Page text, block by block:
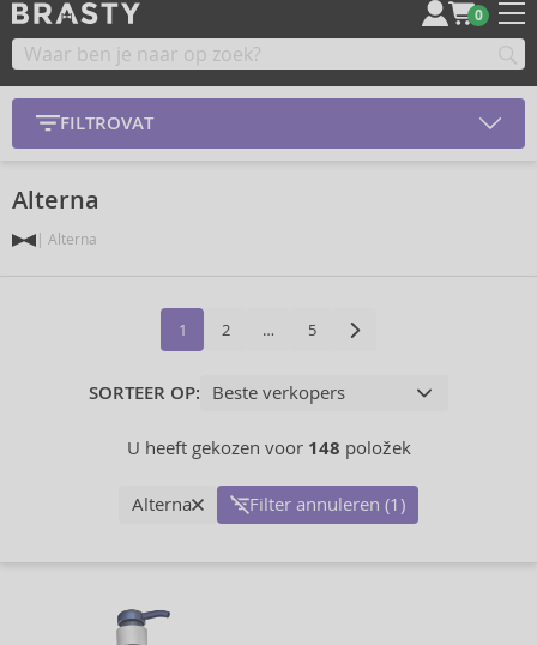
0
FILTROVAT
Alterna
Alterna
1 2 … 5
SORTEER OP:
U heeft gekozen voor 148 položek
Alterna Filter annuleren (1)